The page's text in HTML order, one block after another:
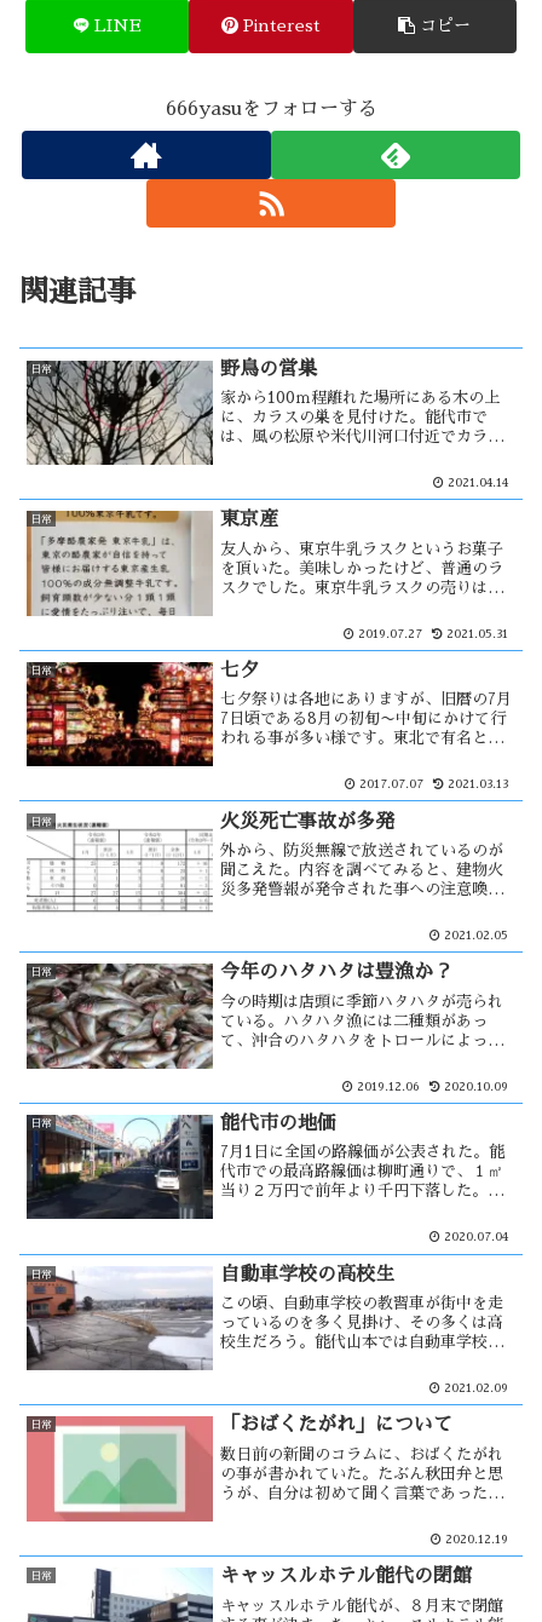
LINE Pinterest コピー
666yasuをフォローする
関連記事
日常 野鳥の営巣
家から100ｍ程離れた場所にある木の上
に、カラスの巣を見付けた。能代市で
は、風の松原や米代川河口付近でカラス
巣する事は一番安全かもしれない。巣の
に見えた。思うに、スズメの巣をムクド
2021.04.14
日常 東京産
友人から、東京牛乳ラスクというお菓子
を頂いた。美味しかったけど、普通のラ
スクでした。東京牛乳ラスクの売りは、
れているモノを使用している事。その事
大都会に牛は似合わない・・
2019.07.27 2021.05.31
日常 七夕
七夕祭りは各地にありますが、旧暦の7月
7日頃である8月の初旬〜中旬にかけて行
われる事が多い様です。東北で有名とい
いけど能代にも七夕があります。明治時
り、現在はそれを再現した・・
2017.07.07 2021.03.13
日常 火災死亡事故が多発
外から、防災無線で放送されているのが
聞こえた。内容を調べてみると、建物火
災多発警報が発令された事への注意喚起
件の火災が発生し、それにより2名の犠牲
秋田県内全域でも・・
2021.02.05
日常 今年のハタハタは豊漁か？
今の時期は店頭に季節ハタハタが売られ
ている。ハタハタ漁には二種類があっ
て、沖合のハタハタをトロールによって
ハタハタを獲る季節ハタハタ漁がある。
り豊漁を思わせている。しかし男鹿地区
2019.12.06 2020.10.09
日常 能代市の地価
7月1日に全国の路線価が公表された。能
代市での最高路線価は柳町通りで、１㎡
当り２万円で前年より千円下落した。下
下位であった。能代市の地価も下がり続
れないためだろうか。
2020.07.04
日常 自動車学校の高校生
この頃、自動車学校の教習車が街中を走
っているのを多く見掛け、その多くは高
校生だろう。能代山本では自動車学校の
ち一校が閉鎖された。大きな原因は少子
を見て、自分の免許取得時の事を思い出
2021.02.09
日常 「おばくたがれ」について
数日前の新聞のコラムに、おばくたがれ
の事が書かれていた。たぶん秋田弁と思
うが、自分は初めて聞く言葉であった。
言葉もあれば極一部の地域でしか使われ
その類なのだろうか・・・
2020.12.19
日常 キャッスルホテル能代の閉館
キャッスルホテル能代が、８月末で閉館